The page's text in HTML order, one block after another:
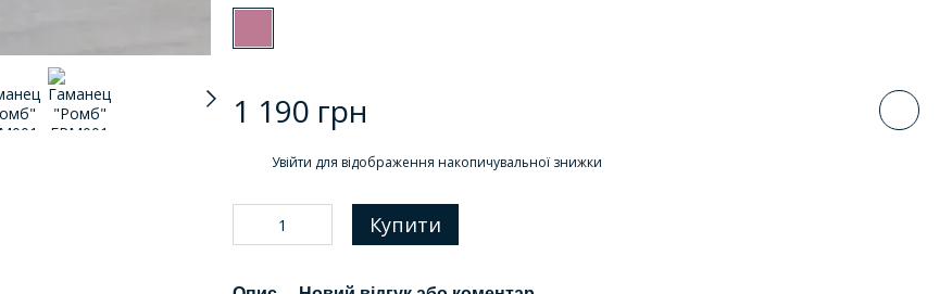
1 190 грн
Увійти для відображення накопичувальної знижки
Купити